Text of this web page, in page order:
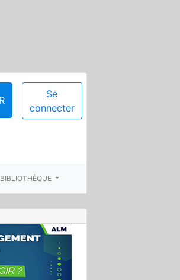
Se
connecter
BIBLIOTHÈQUE